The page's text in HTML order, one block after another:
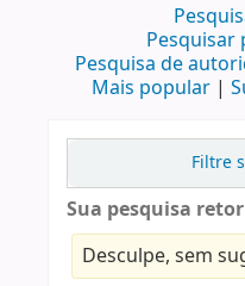
Pesquisa de
Mais popular
Filtre
Sua pesquisa
Desculpe, sem